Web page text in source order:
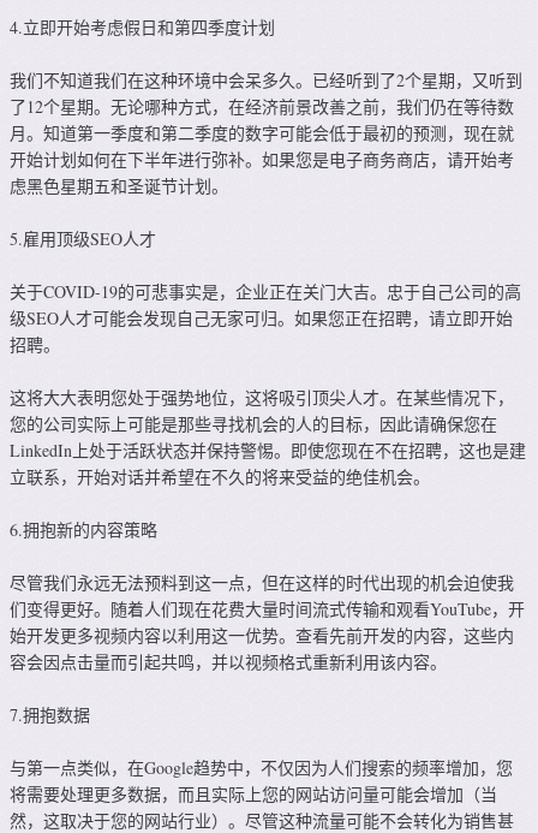
4.立即开始考虑假日和第四季度计划
我们不知道我们在这种环境中会呆多久。已经听到了2个星期，又听到
了12个星期。无论哪种方式，在经济前景改善之前，我们仍在等待数
月。知道第一季度和第二季度的数字可能会低于最初的预测，现在就
开始计划如何在下半年进行弥补。如果您是电子商务商店，请开始考
虑黑色星期五和圣诞节计划。
5.雇用顶级SEO人才
关于COVID-19的可悲事实是，企业正在关门大吉。忠于自己公司的高
级SEO人才可能会发现自己无家可归。如果您正在招聘，请立即开始
招聘。
这将大大表明您处于强势地位，这将吸引顶尖人才。在某些情况下，
您的公司实际上可能是那些寻找机会的人的目标，因此请确保您在
LinkedIn上处于活跃状态并保持警惕。即使您现在不在招聘，这也是建
立联系，开始对话并希望在不久的将来受益的绝佳机会。
6.拥抱新的内容策略
尽管我们永远无法预料到这一点，但在这样的时代出现的机会迫使我
们变得更好。随着人们现在花费大量时间流式传输和观看YouTube，开
始开发更多视频内容以利用这一优势。查看先前开发的内容，这些内
容会因点击量而引起共鸣，并以视频格式重新利用该内容。
7.拥抱数据
与第一点类似，在Google趋势中，不仅因为人们搜索的频率增加，您
将需要处理更多数据，而且实际上您的网站访问量可能会增加（当
然，这取决于您的网站行业）。尽管这种流量可能不会转化为销售甚